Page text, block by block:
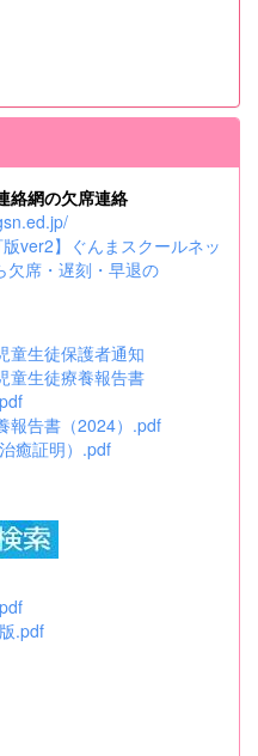
絡網の欠席連絡
ver2】ぐんまスクールネッ
欠席・遅刻・早退の
生徒保護者通知
生徒療養報告書
報告書（2024）.pdf
癒証明）.pdf
.pdf